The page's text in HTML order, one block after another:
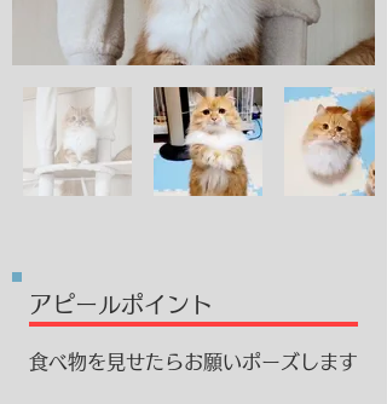
食べ物を見せたらお願いポーズします
​アピールポイント